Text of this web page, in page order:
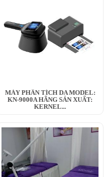
MÁY PHÂN TÍCH DA MODEL:
KN-9000A HÃNG SẢN XUẤT:
KERNEL...